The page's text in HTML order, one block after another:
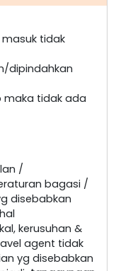
tidak
dipindahkan
maka tidak ada
/
bagasi /
disebabkan
kerusuhan &
agent tidak
yg disebabkan